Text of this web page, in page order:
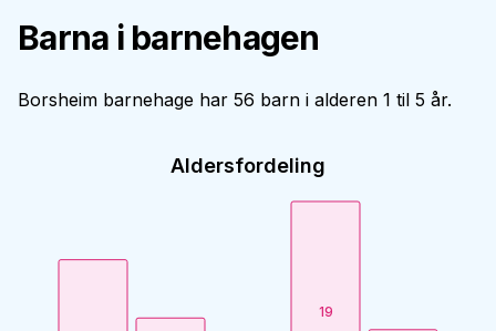
Barna i barnehagen
Borsheim barnehage har 56 barn i alderen 1 til 5 år.
Aldersfordeling
19